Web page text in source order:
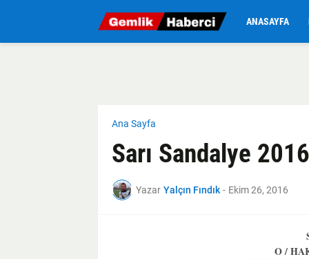
ANASAYFA
Ana Sayfa
Sarı Sandalye
Yazar Yalçın Fındık - Ekim 26, 2016
O /